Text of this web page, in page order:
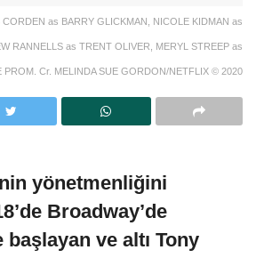
as BARRY GLICKMAN, NICOLE KIDMAN as
RANNELLS as TRENT OLIVER, MERYL STREEP as
PROM. Cr. MELINDA SUE GORDON/NETFLIX © 2020
yönetmenliğini
Broadway’de
ve altı Tony